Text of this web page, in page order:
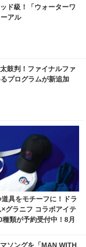
ド級！「ウォーターワ
アル
鼓判！ファイナルファ
プログラムが新追加
具をモチーフに！ドラ
×グラニフ コラボアイテ
種類が予約受付中！8月
ソングを「MAN WITH